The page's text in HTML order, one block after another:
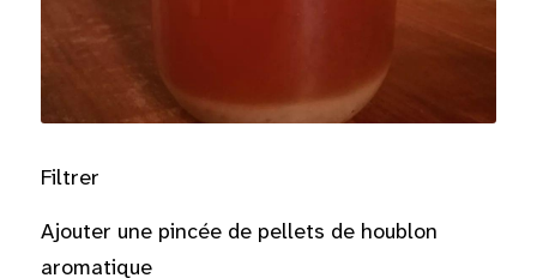
Filtrer
Ajouter une pincée de pellets de houblon
aromatique